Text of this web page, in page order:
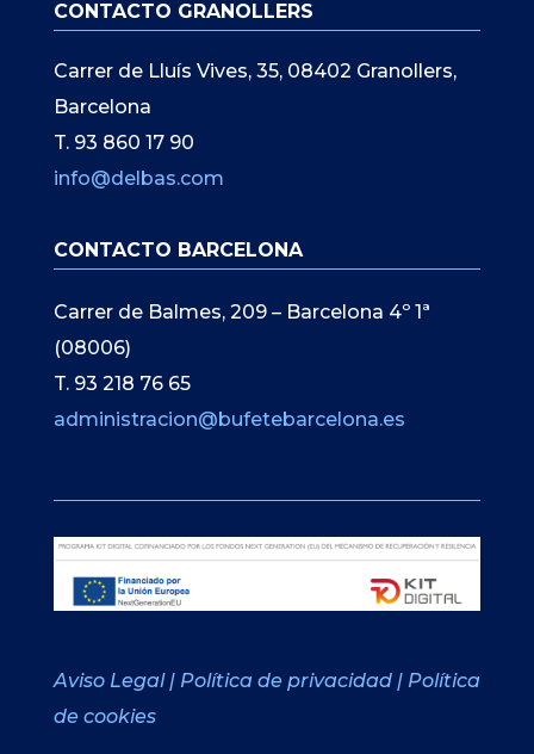
CONTACTO GRANOLLERS
Carrer de Lluís Vives, 35, 08402 Granollers,
Barcelona
T. 93 860 17 90
info@delbas.com
CONTACTO BARCELONA
Carrer de Balmes, 209 – Barcelona 4º 1ª
(08006)
T. 93 218 76 65
administracion@bufetebarcelona.es
Aviso Legal | Política de privacidad | Política
de cookies